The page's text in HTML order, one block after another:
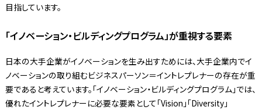
目指しています。
「イノベーション・ビルディングプログラム」が重視する要素
日本の大手企業がイノベーションを生み出すためには、大手企業内でイ
ノベーションの取り組むビジネスパーソン＝イントレプレナーの存在が重
要であると考えています。「イノベーション・ビルディングプログラム」では、
優れたイントレプレナーに必要な要素として「Vision」「Diversity」